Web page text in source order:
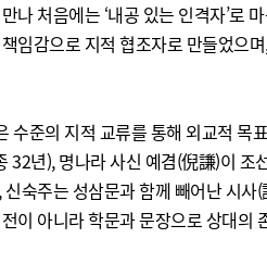
나 처음에는 ‘내공 있는 인격자’로
임감으로 지적 협조자로 만들었으
수준의 지적 교류를 통해 외교적 목
32년), 명나라 사신 예겸(倪謙)이 조
숙주는 성삼문과 함께 빼어난 시사
이 아니라 학문과 문장으로 상대의